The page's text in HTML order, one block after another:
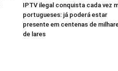
IPTV ilegal conquista cada vez
portugueses: já poderá estar
presente em centenas de
de lares